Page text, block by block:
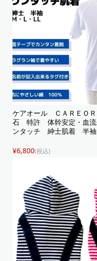
ケアオール ＣＡＲＥＯ
石 特許 体幹安定・血
ンタッチ 紳士肌着 半
¥6,800(税込)